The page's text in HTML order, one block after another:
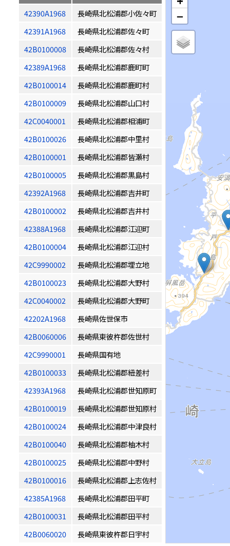
42390A1968
長崎県北松浦郡小佐々町
42391A1968
長崎県北松浦郡佐々町
42B0100008
長崎県北松浦郡佐々村
42389A1968
長崎県北松浦郡鹿町町
42B0100014
長崎県北松浦郡鹿町村
42B0100009
長崎県北松浦郡山口村
42C0040001
長崎県北松浦郡相浦町
42B0100026
長崎県北松浦郡中里村
42B0100001
長崎県北松浦郡皆瀬村
42B0100005
長崎県北松浦郡黒島村
42392A1968
長崎県北松浦郡吉井町
42B0100002
長崎県北松浦郡吉井村
42388A1968
長崎県北松浦郡江迎町
42B0100004
長崎県北松浦郡江迎村
42C9990002
長崎県北松浦郡埋立地
42B0100023
長崎県北松浦郡大野村
42C0040002
長崎県北松浦郡大野町
42202A1968
長崎県佐世保市
42B0060006
長崎県東彼杵郡佐世村
42C9990001
長崎県国有地
42B0100033
長崎県北松浦郡紐差村
42393A1968
長崎県北松浦郡世知原町
42B0100019
長崎県北松浦郡世知原村
42B0100024
長崎県北松浦郡中津良村
42B0100040
長崎県北松浦郡柚木村
42B0100025
長崎県北松浦郡中野村
42B0100016
長崎県北松浦郡上志佐村
42385A1968
長崎県北松浦郡田平町
42B0100031
長崎県北松浦郡田平村
42B0060020
長崎県東彼杵郡日宇村
−